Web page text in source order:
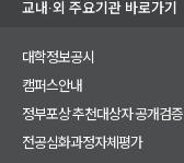
교내·외 주요기관 바로가기
대학정보공시
캠퍼스안내
정부포상 추천대상자 공개검증
전공심화과정자체평가